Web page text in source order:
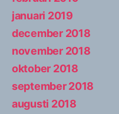
januari 2019
december 2018
november 2018
oktober 2018
september 2018
augusti 2018